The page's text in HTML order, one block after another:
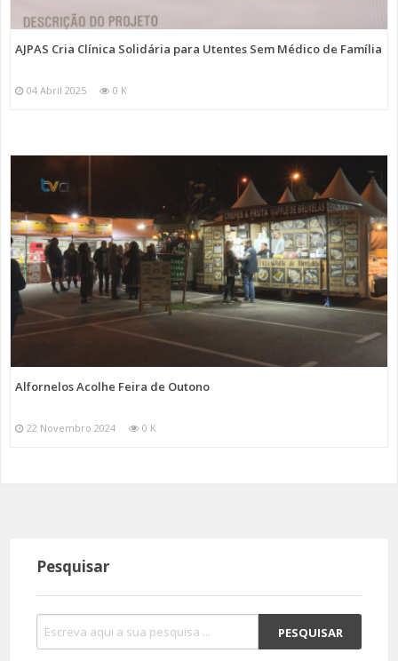
AJPAS Cria Clínica Solidária para Utentes Sem Médico de Família
04 Abril 2025 0 K
Alfornelos Acolhe Feira de Outono
22 Novembro 2024 0 K
Pesquisar